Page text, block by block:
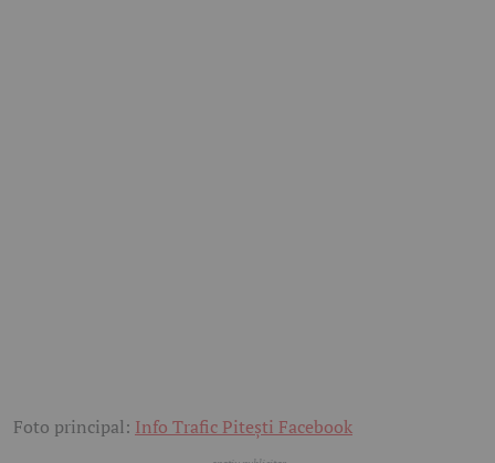
Foto principal: Info Trafic Pitești Facebook